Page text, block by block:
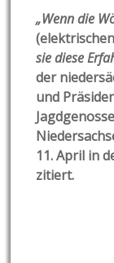
„Wenn die
sie diese
der
und
11. April in
zitiert.